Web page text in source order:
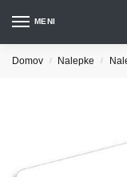
MENI
Domov / Nalepke /